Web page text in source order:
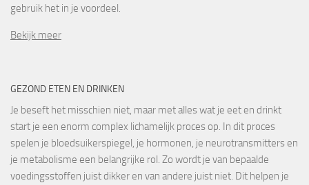
gebruik het in je voordeel.
Bekijk meer
GEZOND ETEN EN DRINKEN
Je beseft het misschien niet, maar met alles wat je eet en drinkt
start je een enorm complex lichamelijk proces op. In dit proces
spelen je bloedsuikerspiegel, je hormonen, je neurotransmitters en
je metabolisme een belangrijke rol. Zo wordt je van bepaalde
voedingsstoffen juist dikker en van andere juist niet. Dit helpen je